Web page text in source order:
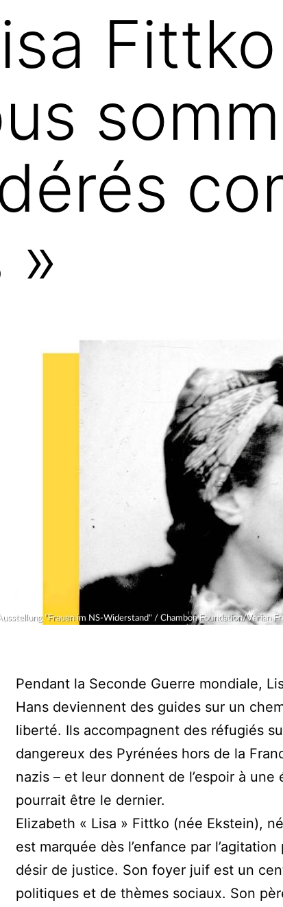
»
Pendant la Seconde Guerre mondiale,
Hans deviennent des guides sur un
liberté. Ils accompagnent des réfugiés
dangereux des Pyrénées hors de la
nazis – et leur donnent de l’espoir à
pourrait être le dernier.
Elizabeth « Lisa » Fittko (née Ekstein),
est marquée dès l’enfance par
désir de justice. Son foyer juif est un
politiques et de thèmes sociaux. Son